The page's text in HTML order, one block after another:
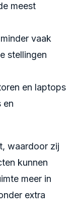
meest
vaak
stellingen
en laptops
en
waardoor zij
kunnen
meer in
extra